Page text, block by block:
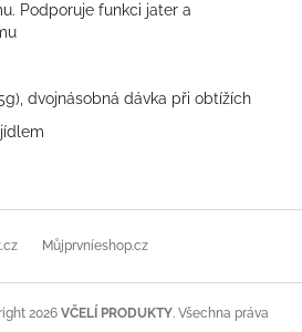
Podporuje funkci jater a
dvojnásobná dávka při obtížích
Můjprvníeshop.cz
2026VČELÍ PRODUKTY. Všechna práva